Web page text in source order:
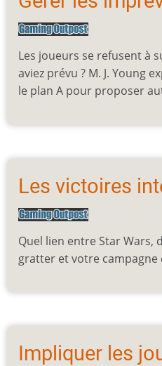
Les joueurs se refusent à
aviez prévu ? M. J. Young
le plan A pour proposer
Les victoires
Quel lien entre Star Wars,
gratter et votre campagne
Impliquer les